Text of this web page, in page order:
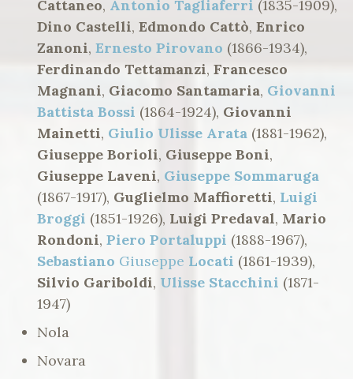
Cattaneo, Antonio Tagliaferri (1835-1909),
Dino Castelli, Edmondo Cattò, Enrico
Zanoni, Ernesto Pirovano (1866-1934),
Ferdinando Tettamanzi, Francesco
Magnani, Giacomo Santamaria, Giovanni
Battista Bossi (1864-1924), Giovanni
Mainetti, Giulio Ulisse Arata (1881-1962),
Giuseppe Borioli, Giuseppe Boni,
Giuseppe Laveni, Giuseppe Sommaruga
(1867-1917), Guglielmo Maffioretti, Luigi
Broggi (1851-1926), Luigi Predaval, Mario
Rondoni, Piero Portaluppi (1888-1967),
Sebastiano Giuseppe Locati (1861-1939),
Silvio Gariboldi, Ulisse Stacchini (1871-
1947)
Nola
Novara